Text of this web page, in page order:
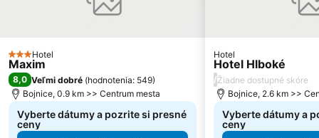
Pleše – Podkonice
Mojšová Lúčka
Uľanka
3 Počet hviezdičiek
Hotel
Maxim
8,0 Veľmi dobré (hodnotenia: 549)
Bojnice, 0.9 km >> Centrum mesta
Vyberte dátumy a pozrite si presné
ceny
Hotel
Hotel Hlboké
/Žiadne dostupné skóre
Bojnice, 2.6 km >>
Vyberte dátumy a
ceny